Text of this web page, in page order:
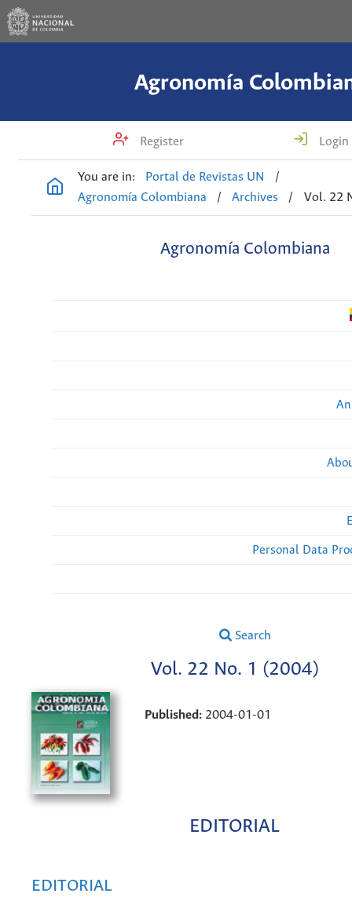
Agronomía
Register Login
You are in: Portal de Revistas UN
/
Agronomía Colombiana
/ Archives / Vol. 22
Agronomía Colombiana
Personal Data
Search
Vol. 22 No. 1 (2004)
Published: 2004-01-01
EDITORIAL
EDITORIAL